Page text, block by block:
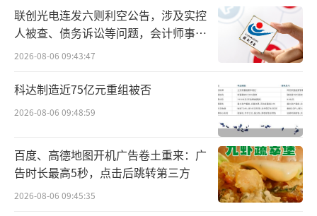
戴斌还表示，假期配置变得更充分，本次
春节也是史上最长的春节假期。不少民众节前
返乡，在当地开展旅游活动；假期中段返回客
源地后，又进行二次、三次出游，这类情况愈
发普遍。同时，交通出行方式持续升级，民
航、高铁、高速公路、水运构建起立体出游的
交通网络，让游客出游更便利、更自由。各地
文化活动和旅游产品的丰富化，也进一步推动
了民众旅游意愿的提升。
联创光电连发六则利空公告，涉及实控
人被查、债务诉讼等问题，会计师事务
所曾出具“保留意见”
2026-08-06 09:43:47
科达制造近75亿元重组被否
2026-08-06 09:48:59
百度、高德地图开机广告卷土重来：广
告时长最高5秒，点击后跳转第三方
2026-08-06 09:45:35